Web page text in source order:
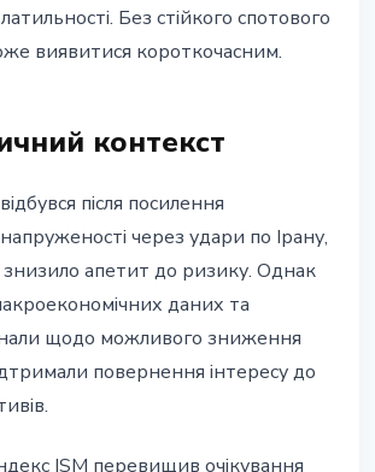
Без стійкого спотового
виявитися короткочасним.
контекст
після посилення
напруженості через удари по Ірану,
апетит до ризику. Однак
даних та
щодо можливого зниження
повернення інтересу до
ISM перевищив очікування